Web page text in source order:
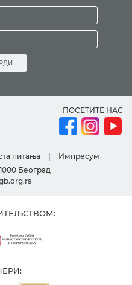
питања
Импресум
Београд
ПОСЕТИТЕ НАС